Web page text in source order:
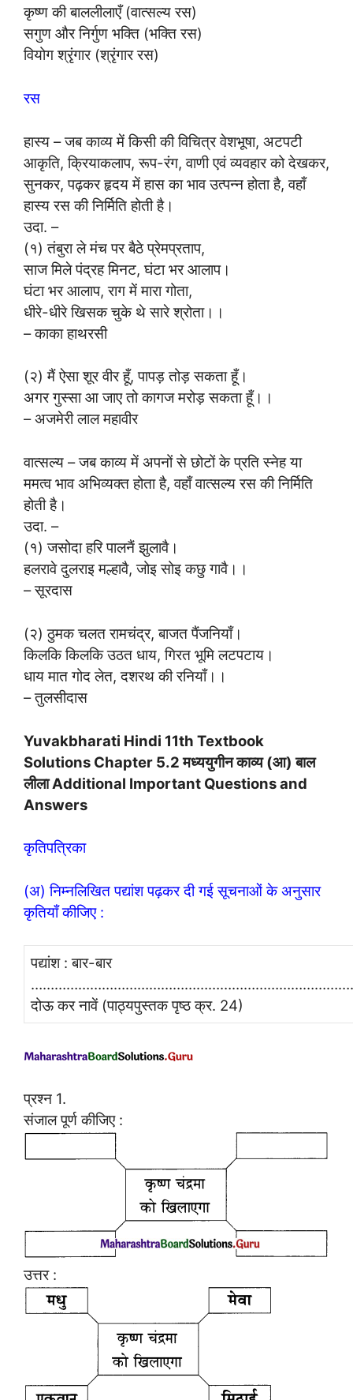
कृष्ण की बाललीलाएँ (वात्सल्य रस)
सगुण और निर्गुण भक्ति (भक्ति रस)
वियोग श्रृंगार (श्रृंगार रस)
रस
हास्य – जब काव्य में किसी की विचित्र वेशभूषा, अटपटी
आकृति, क्रियाकलाप, रूप-रंग, वाणी एवं व्यवहार को देखकर,
सुनकर, पढ़कर हृदय में हास का भाव उत्पन्न होता है, वहाँ
हास्य रस की निर्मिति होती है।
उदा. –
(१) तंबुरा ले मंच पर बैठे प्रेमप्रताप,
साज मिले पंद्रह मिनट, घंटा भर आलाप।
घंटा भर आलाप, राग में मारा गोता,
धीरे-धीरे खिसक चुके थे सारे श्रोता।।
– काका हाथरसी
(२) मैं ऐसा शूर वीर हूँ, पापड़ तोड़ सकता हूँ।
अगर गुस्सा आ जाए तो कागज मरोड़ सकता हूँ।।
– अजमेरी लाल महावीर
वात्सल्य – जब काव्य में अपनों से छोटों के प्रति स्नेह या
ममत्व भाव अभिव्यक्त होता है, वहाँ वात्सल्य रस की निर्मिति
होती है।
उदा. –
(१) जसोदा हरि पालनैं झुलावै।
हलरावे दुलराइ मल्हावै, जोइ सोइ कछु गावै।।
– सूरदास
(२) ठुमक चलत रामचंद्र, बाजत पैंजनियाँ।
किलकि किलकि उठत धाय, गिरत भूमि लटपटाय।
धाय मात गोद लेत, दशरथ की रनियाँ।।
– तुलसीदास
Yuvakbharati Hindi 11th Textbook
Solutions Chapter 5.2 मध्ययुगीन काव्य (आ) बाल
लीला Additional Important Questions and
Answers
कृतिपत्रिका
(अ) निम्नलिखित पद्यांश पढ़कर दी गई सूचनाओं के अनुसार
कृतियाँ कीजिए :
पद्यांश : बार-बार
दोऊ कर नावें (पाठ्यपुस्तक पृष्ठ क्र. 24)
प्रश्न 1.
संजाल पूर्ण कीजिए :
उत्तर :